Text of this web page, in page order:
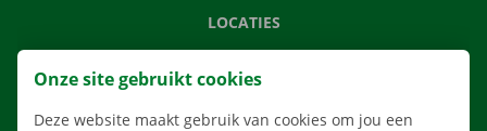
LOCATIES
APP
VERHUISOPLOSSINGEN
Onze site gebruikt cookies
Deze website maakt gebruik van cookies om jou een